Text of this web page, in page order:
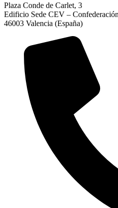
Plaza Conde de Carlet, 3
Edificio Sede CEV –
46003 Valencia (España)